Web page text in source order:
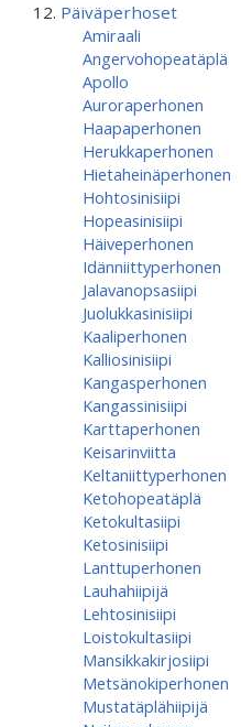
Päiväperhoset
Amiraali
Angervohopeatäplä
Apollo
Auroraperhonen
Haapaperhonen
Herukkaperhonen
Hietaheinäperhonen
Hohtosinisiipi
Hopeasinisiipi
Häiveperhonen
Idänniittyperhonen
Jalavanopsasiipi
Juolukkasinisiipi
Kaaliperhonen
Kalliosinisiipi
Kangasperhonen
Kangassinisiipi
Karttaperhonen
Keisarinviitta
Keltaniittyperhonen
Ketohopeatäplä
Ketokultasiipi
Ketosinisiipi
Lanttuperhonen
Lauhahiipijä
Lehtosinisiipi
Loistokultasiipi
Mansikkakirjosiipi
Metsänokiperhonen
Mustatäplähiipijä